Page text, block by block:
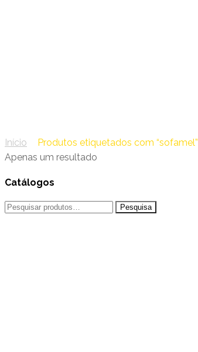
Início
Produtos etiquetados com “sofamel”
Apenas um resultado
Catálogos
Pesquisar
por: